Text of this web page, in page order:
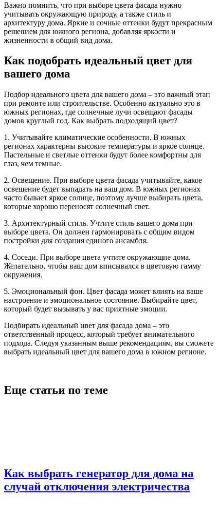
Важно помнить, что при выборе цвета фасада нужно
учитывать окружающую природу, а также стиль и
архитектуру дома. Яркие и сочные оттенки будут прекрасным
решением для южного региона, добавляя яркости и
жизненности в общий вид дома.
Как подобрать идеальный цвет для
вашего дома
Подбор идеального цвета для вашего дома – это важный этап
при ремонте или строительстве. Особенно актуально это в
южных регионах, где солнечные лучи освещают фасады
домов круглый год. Как выбрать подходящий цвет?
1. Учитывайте климатические особенности. В южных
регионах характерны высокие температуры и яркое солнце.
Пастельные и светлые оттенки будут более комфортны для
глаз, чем темные.
2. Освещение. При выборе цвета фасада учитывайте, какое
освещение будет выпадать на ваш дом. В южных регионах
часто бывает яркое солнце, поэтому лучше выбирать цвета,
которые хорошо переносят солнечный свет.
3. Архитектурный стиль. Учтите стиль вашего дома при
выборе цвета. Он должен гармонировать с общим видом
постройки для создания единого ансамбля.
4. Соседи. При выборе цвета учтите окружающие дома.
Желательно, чтобы ваш дом вписывался в цветовую гамму
окружения.
5. Эмоциональный фон. Цвет фасада может влиять на ваше
настроение и эмоциональное состояние. Выбирайте цвет,
который будет вызывать у вас приятные эмоции.
Подбирать идеальный цвет для фасада дома – это
ответственный процесс, который требует внимательного
подхода. Следуя указанным выше рекомендациям, вы сможете
выбрать идеальный цвет для вашего дома в южном регионе.
Еще статьи по теме
Как выбрать генератор для дома на
случай отключения электричества